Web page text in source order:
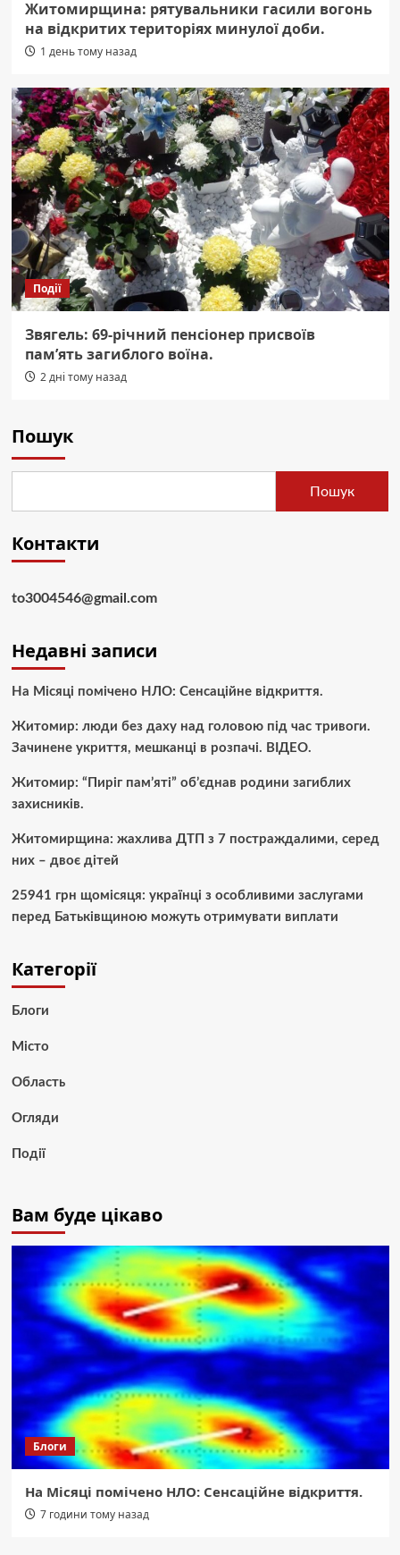
Житомирщина: рятувальники гасили вогонь
на відкритих територіях минулої доби.
1 день тому назад
Події
Звягель: 69-річний пенсіонер присвоїв
пам’ять загиблого воїна.
2 дні тому назад
Пошук
Пошук
Контакти
to3004546@gmail.com
Недавні записи
На Місяці помічено НЛО: Сенсаційне відкриття.
Житомир: люди без даху над головою під час тривоги.
Зачинене укриття, мешканці в розпачі. ВІДЕО.
Житомир: “Пиріг пам’яті” об’єднав родини загиблих
захисників.
Житомирщина: жахлива ДТП з 7 постраждалими, серед
них – двоє дітей
25941 грн щомісяця: українці з особливими заслугами
перед Батьківщиною можуть отримувати виплати
Категорії
Блоги
Місто
Область
Огляди
Події
Вам буде цікаво
Блоги
На Місяці помічено НЛО: Сенсаційне відкриття.
7 години тому назад